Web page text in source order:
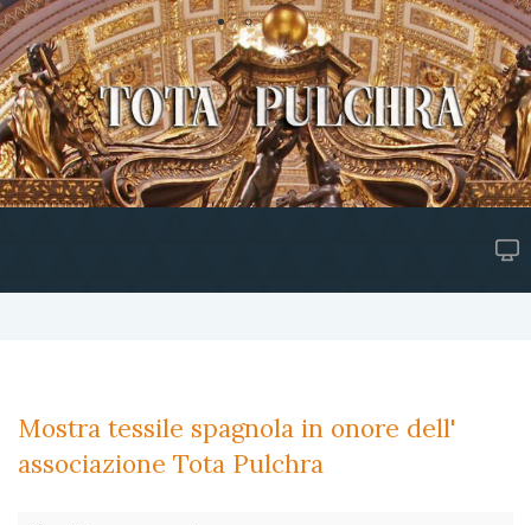
Mostra tessile spagnola in onore dell'
associazione Tota Pulchra